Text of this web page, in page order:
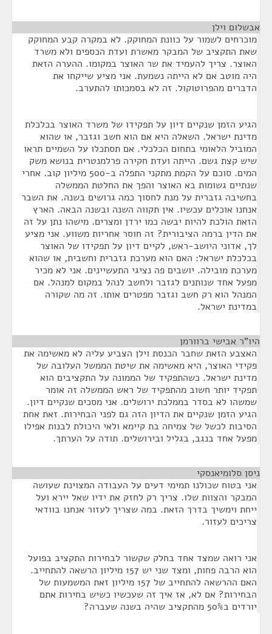
אבשלום וילן
מוכרחים לשמור על כוונת המחוקק. לא במקרה קבע המחוקק
שאת התקציב של המבקר מאשרת ועדת הכספים ולא משרד
האוצר. צריך להעמיד את שר האוצר במקומו. ההערה הזאת
היה מוטב אם לא הייתה נשמעת. אני מציע שייקחו את
הדברים מהפרוטוקול. זה לא בסמכותו להתערב.
הגיע הזמן שנקיים דיון על תפקידו של משרד האוצר בכלכלת
מדינת ישראל. השאלה היא אם הוא חשב וגזבר, או שהוא
המוביל הלאומי בתחום הכלכלי. אם תסתכלו על השמיים תראו
שיש קצת גשם. הייתה ועדת חקירה פרלמנטרית בנושא משק
המים. סוכם על הקמת מתקני התפלה ב-500 מיליון קוב. אחרי
שנתיים גשומות בא האוצר והפך את החלטת הממשלה
בחשיבה גזברית על מנת לחסוך כמה גרושים בשנה. את השבר
אנחנו אוכלים עכשיו. אין תקווה השנה ובשנה הבאה. הארץ
הזאת הולכת להיות יבשה כמו ירדן ומצרים. מישהו נתן על זה
את הדין ברמה הציבורית? זה חוסר אחריות משווע. אני מציע
לך, אדוני היושב-ראש, לקיים דיון על תפקידו של האוצר
בכלכלת ישראל: האם הוא מערכת גזברית וחשבית, או שהוא
מערכת מובילה. יושבים פה נציגי התעשיינים. אני לא מכיר
מפעל אחד שנותנים לגזבר ולחשב לנהל במקום למנהל. אם
המנהל הוא רק חשב וגזבר מפטרים אותו. זה מה שקורה
במדינת ישראל.
היו"ר אבישי ברוורמן
האצבע הזאת שחבר הכנסת וילן הצביע עליה לא מאשימה את
פקידי האוצר, היא מאשימה את שיטת הממשל העלובה של
מדינת ישראל. כשהתפקיד של הממונה על התקציבים הוא
תפקיד יותר חשוב מהתפקיד של ראש הממשלה זה אומר
שמשהו לא בסדר בממלכת ירושלים. אני מסכים שנקיים דיון.
הגיע הזמן שנקיים את הדיון הזה גם לפני הבחירות. זאת אחת
הסיבות לכשל של צמיחה בת קיימא ולאי היכולת לבנות אפילו
מפעל אחד בנגב, בגליל ובירושלים. תודה על הערתך.
ניסן סלומיאנסקי
אני בטוח שכולנו תמימי דעים על העבודה המצוינת שעושה
המבקר והצוות שלו. צריך רק לחזק את ידיו שאל יירא ועל
ייחת וימשיך בדרך הזאת. במה שצריך לעזור אנחנו בוודאי
צריכים לעזור.
אני רואה שמצד אחד בחלק שקשור לבחירות התקציב בפועל
הוא הרבה פחות, ומצד שני יש 157 מיליון הרשאה להתחייב.
האם ההרשאה להתחייב של 157 מיליון זאת המשמעות של
הבחירות? אם לא, אז איך זה שעכשיו כשיש בחירות אתם
יורדים ב50% מהתקציב שהיה בשנה שעברה?